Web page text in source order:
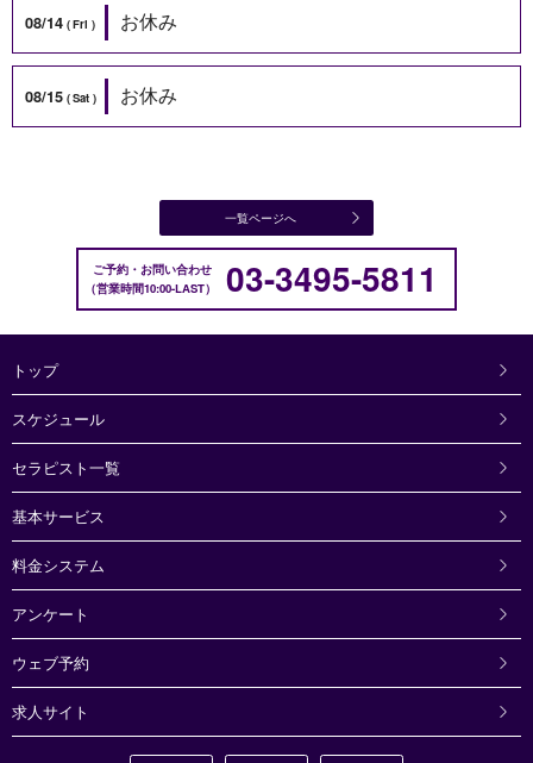
08/14 Fri お休み
08/15 Sat お休み
一覧ページへ
ご予約・お問い合わせ 03-3495-5811
営業時間10:00-LAST
トップ
スケジュール
セラピスト一覧
基本サービス
料金システム
アンケート
ウェブ予約
求人サイト